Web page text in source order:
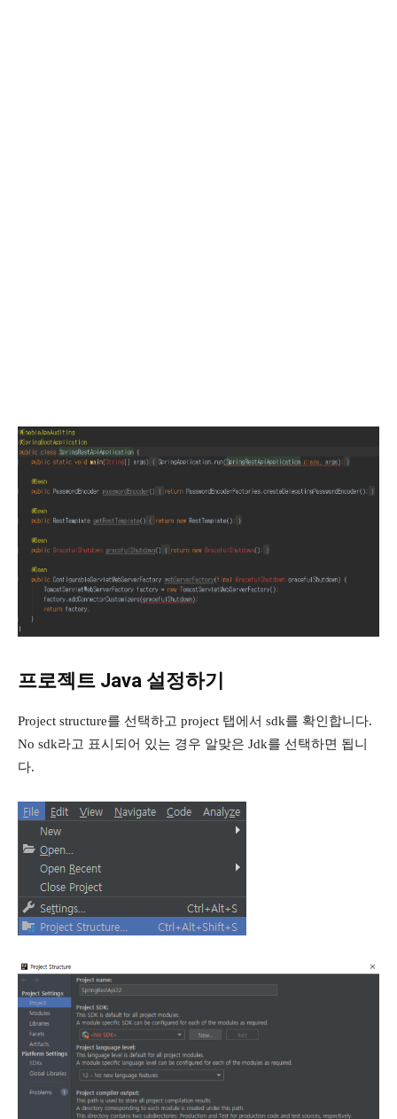
프로젝트 Java 설정하기
Project structure를 선택하고 project 탭에서 sdk를 확인합니다.
No sdk라고 표시되어 있는 경우 알맞은 Jdk를 선택하면 됩니
다.